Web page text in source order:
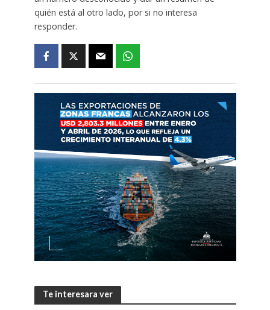
quién está al otro lado, por si no interesa
responder.
Te interesara ver